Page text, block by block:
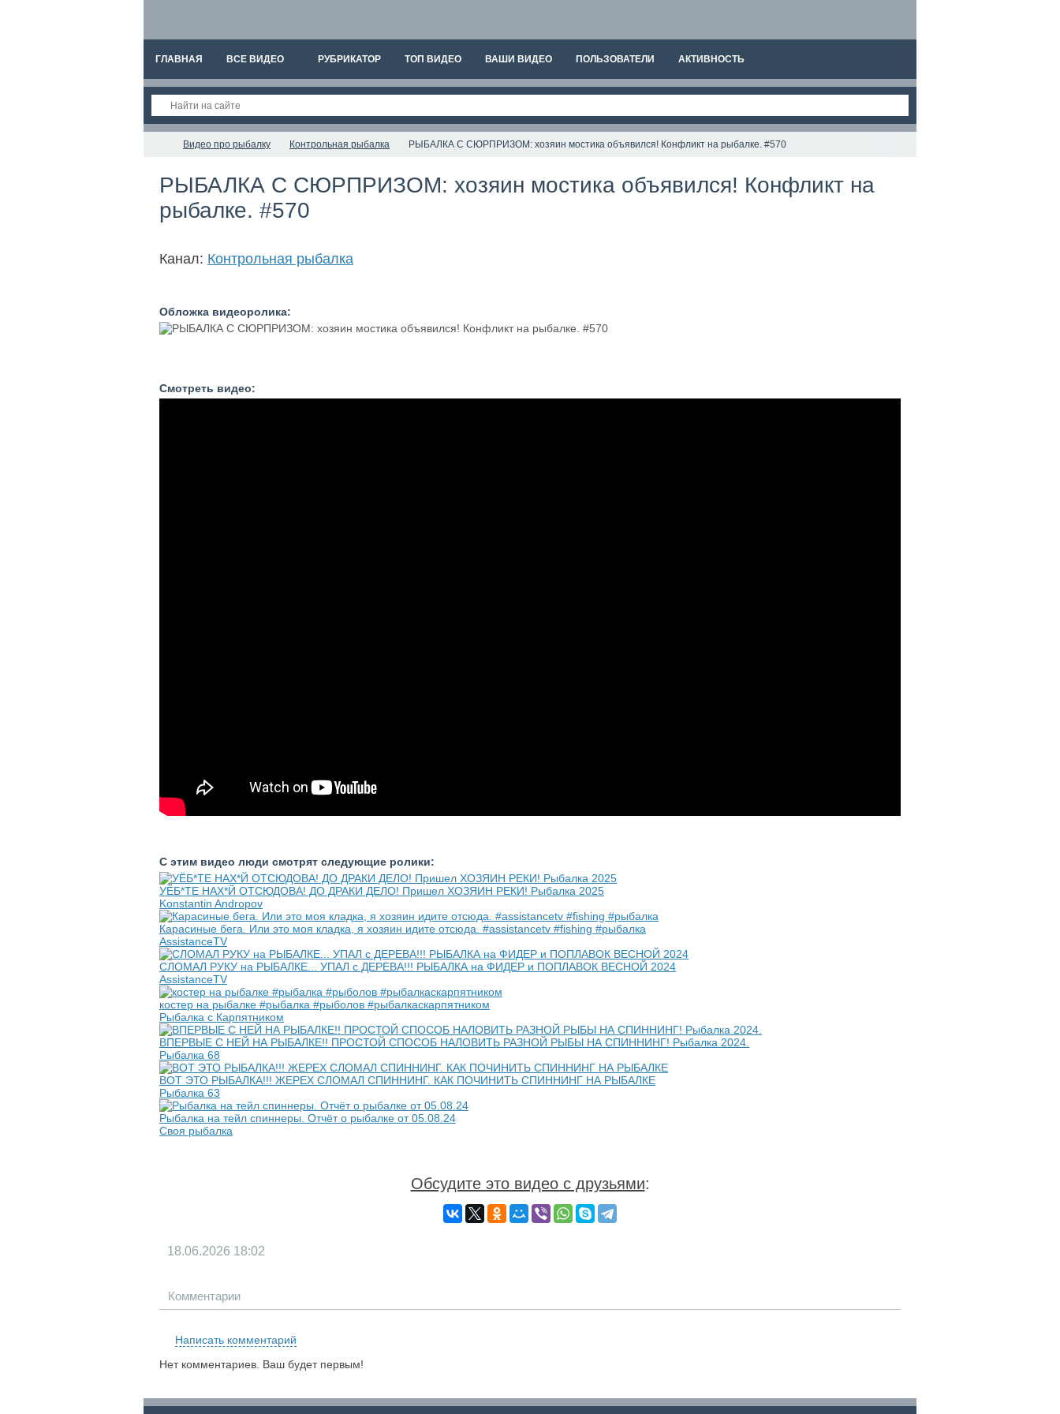
ГЛАВНАЯ ВСЕ ВИДЕО РУБРИКАТОР ТОП ВИДЕО ВАШИ ВИДЕО ПОЛЬЗОВАТЕЛИ АКТИВНОСТЬ
Видео про рыбалку Контрольная рыбалка РЫБАЛКА С СЮРПРИЗОМ: хозяин мостика объявился! Конфликт на рыбалке. #570
РЫБАЛКА С СЮРПРИЗОМ: хозяин мостика объявился! Конфликт на
рыбалке. #570
Канал: Контрольная рыбалка
Обложка видеоролика:
Смотреть видео:
С этим видео люди смотрят следующие ролики:
УЁБ*ТЕ НАХ*Й ОТСЮДОВА! ДО ДРАКИ ДЕЛО! Пришел ХОЗЯИН РЕКИ! Рыбалка 2025
Konstantin Andropov
Карасиные бега. Или это моя кладка, я хозяин идите отсюда. #assistancetv #fishing #рыбалка
AssistanceTV
СЛОМАЛ РУКУ на РЫБАЛКЕ... УПАЛ с ДЕРЕВА!!! РЫБАЛКА на ФИДЕР и ПОПЛАВОК ВЕСНОЙ 2024
AssistanceTV
костер на рыбалке #рыбалка #рыболов #рыбалкаскарпятником
Рыбалка с Карпятником
ВПЕРВЫЕ С НЕЙ НА РЫБАЛКЕ!! ПРОСТОЙ СПОСОБ НАЛОВИТЬ РАЗНОЙ РЫБЫ НА СПИННИНГ! Рыбалка 2024.
Рыбалка 68
ВОТ ЭТО РЫБАЛКА!!! ЖЕРЕХ СЛОМАЛ СПИННИНГ. КАК ПОЧИНИТЬ СПИННИНГ НА РЫБАЛКЕ
Рыбалка 63
Рыбалка на тейл спиннеры. Отчёт о рыбалке от 05.08.24
Своя рыбалка
Обсудите это видео с друзьями:
18.06.2026 18:02
Комментарии
Написать комментарий
Нет комментариев. Ваш будет первым!